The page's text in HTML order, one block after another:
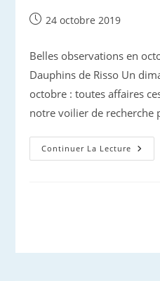
Publication
24 octobre 2019
Belles observations en
Dauphins de Risso Un
octobre : toutes affaires
notre voilier de recherche
Continuer La Lecture
À